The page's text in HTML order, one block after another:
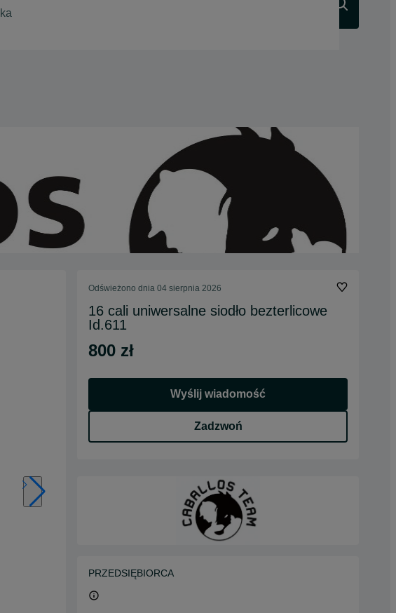
Odświeżono dnia 04 sierpnia 2026
16 cali uniwersalne siodło bezterlicowe
Id.611
800 zł
Wyślij wiadomość
Zadzwoń
PRZEDSIĘBIORCA